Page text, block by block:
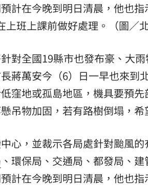
漸成形 12:00
登場！ 10:30
球熱潮 10:00
18:15
計在今晚到明日清晨，他也指
上班上課前做好處理。（圖／北
對全國19縣市也發布豪、大
蔣萬安今（6）日一早也來到
窪地或孤島地區，機具要預
吊物加固，若有路樹倒塌，希
心，並裁示各局處針對颱風
、環保局、交通局、都發局、
計在今晚到明日清晨，他也